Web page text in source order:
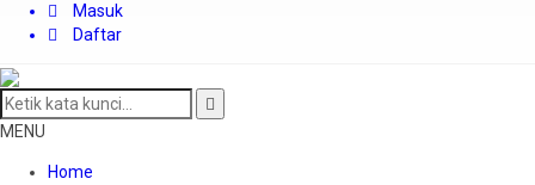
Masuk
Daftar
MENU
Home